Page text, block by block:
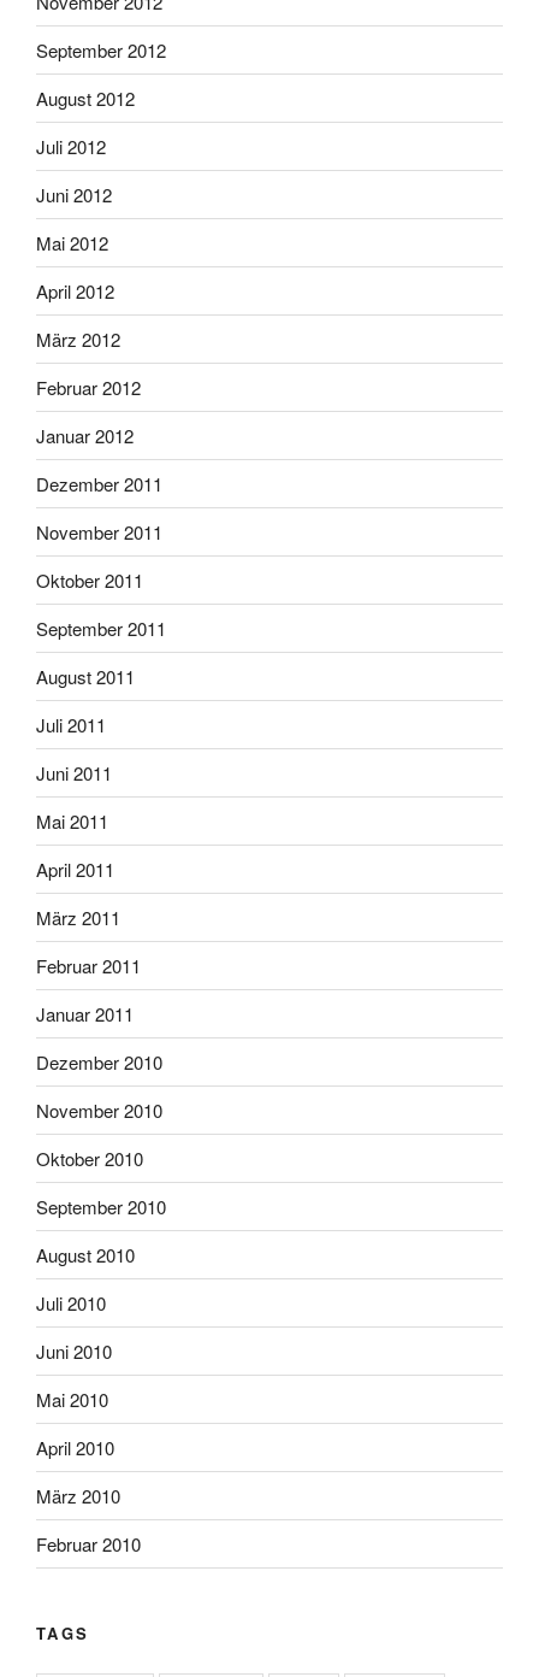
September 2012
August 2012
Juli 2012
Juni 2012
Mai 2012
April 2012
März 2012
Februar 2012
Januar 2012
Dezember 2011
November 2011
Oktober 2011
September 2011
August 2011
Juli 2011
Juni 2011
Mai 2011
April 2011
März 2011
Februar 2011
Januar 2011
Dezember 2010
November 2010
Oktober 2010
September 2010
August 2010
Juli 2010
Juni 2010
Mai 2010
April 2010
März 2010
Februar 2010
TAGS